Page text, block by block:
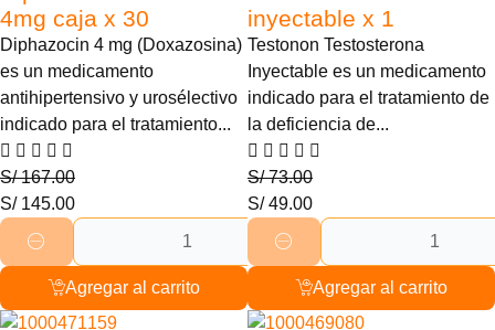
4mg caja x 30
Diphazocin 4 mg (Doxazosina)
es un medicamento
antihipertensivo y urosélectivo
indicado para el tratamiento...
S/167.00
S/145.00
Agregar al carrito
inyectable x 1
Testonon Testosterona
Inyectable es un medicamento
indicado para el tratamiento de
la deficiencia de...
S/73.00
S/49.00
Agregar al carrito